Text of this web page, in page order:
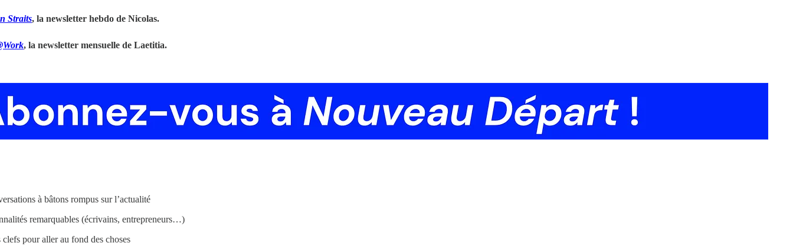
Straits, la newsletter hebdo de Nicolas.
, la newsletter mensuelle de Laetitia.
à bâtons rompus sur l’actualité
remarquables (écrivains, entrepreneurs…)
pour aller au fond des choses